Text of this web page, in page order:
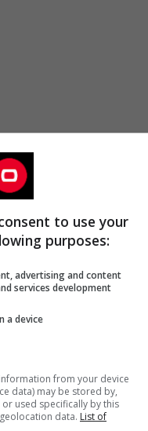
الأسبقية بالدقيقة 61، غير أن
وخاض ليفاندوفسكي (37
2022 من
التاريخيين
في مشهد وداع راقٍ
to use your
purposes:
advertising and content
services development
a device
from your device
data) may be stored by,
used specifically by this
data. List of